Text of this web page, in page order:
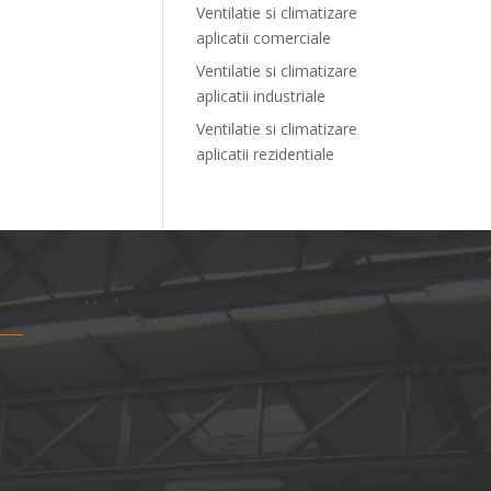
Ventilatie si climatizare
aplicatii comerciale
Ventilatie si climatizare
aplicatii industriale
Ventilatie si climatizare
aplicatii rezidentiale